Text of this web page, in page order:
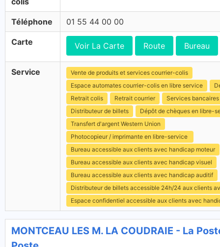
Téléphone 01 55 44 00 00
Carte Voir La Carte Route Bureau
Service
Vente de produits et services courrier-colis
Espace automates courrier-colis en libre service
Retrait colis
Retrait courrier
Services bancaires
Distributeur de billets
Dépôt de chèques en libre-
Transfert d'argent Western Union
Photocopieur / imprimante en libre-service
Bureau accessible aux clients avec handicap moteur
Bureau accessible aux clients avec handicap visuel
Bureau accessible aux clients avec handicap auditif
Distributeur de billets accessible 24h/24 aux clients
Espace confidentiel accessible aux clients avec
MONTCEAU LES M. LA COUDRAIE - La